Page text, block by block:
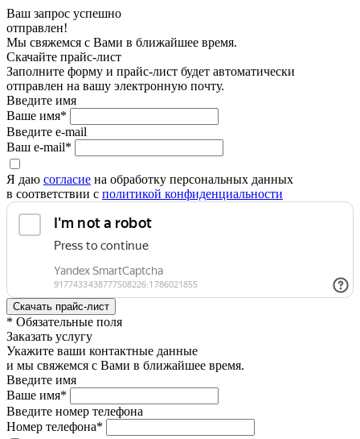
Ваш запрос успешно
отправлен!
Мы свяжемся с Вами в ближайшее время.
Скачайте прайс-лист
Заполните форму и прайс-лист будет автоматически
отправлен на вашу электронную почту.
Введите имя
Ваше имя*
Введите e-mail
Ваш e-mail*
Я даю согласие на обработку персональных данных
в соответствии с политикой конфиденциальности
* Обязательные поля
Заказать услугу
Укажите ваши контактные данные
и мы свяжемся с Вами в ближайшее время.
Введите имя
Ваше имя*
Введите номер телефона
Номер телефона*